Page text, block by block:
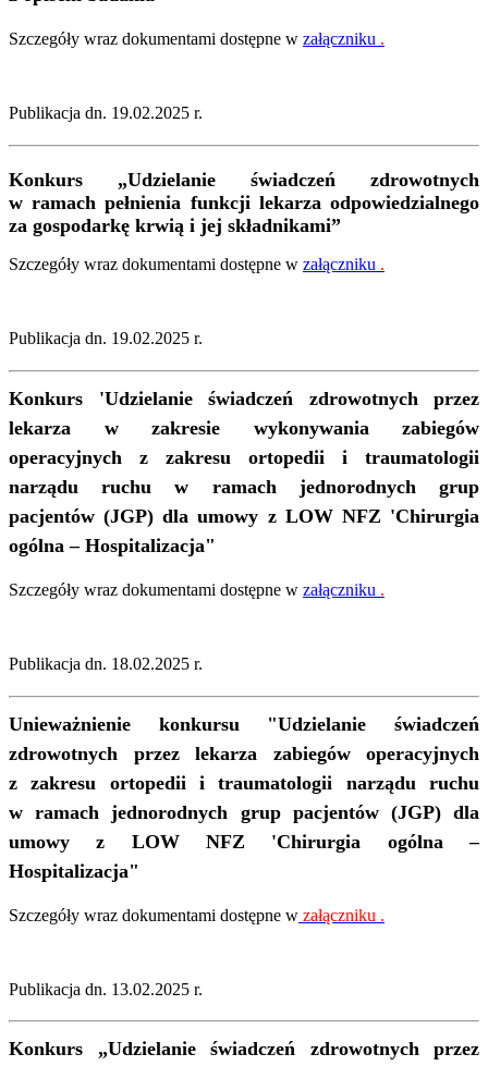
Szczegóły wraz dokumentami dostępne w załączniku .
Publikacja dn. 19.02.2025 r.
Konkurs „Udzielanie świadczeń zdrowotnych
w ramach pełnienia funkcji lekarza odpowiedzialnego
za gospodarkę krwią i jej składnikami”
Szczegóły wraz dokumentami dostępne w załączniku .
Publikacja dn. 19.02.2025 r.
Konkurs 'Udzielanie świadczeń zdrowotnych przez
lekarza w zakresie wykonywania zabiegów
operacyjnych z zakresu ortopedii i traumatologii
narządu ruchu w ramach jednorodnych grup
pacjentów (JGP) dla umowy z LOW NFZ 'Chirurgia
ogólna – Hospitalizacja"
Szczegóły wraz dokumentami dostępne w załączniku .
Publikacja dn. 18.02.2025 r.
Unieważnienie konkursu "Udzielanie świadczeń
zdrowotnych przez lekarza zabiegów operacyjnych
z zakresu ortopedii i traumatologii narządu ruchu
w ramach jednorodnych grup pacjentów (JGP) dla
umowy z LOW NFZ 'Chirurgia ogólna –
Hospitalizacja"
Szczegóły wraz dokumentami dostępne w załączniku .
Publikacja dn. 13.02.2025 r.
Konkurs „Udzielanie świadczeń zdrowotnych przez